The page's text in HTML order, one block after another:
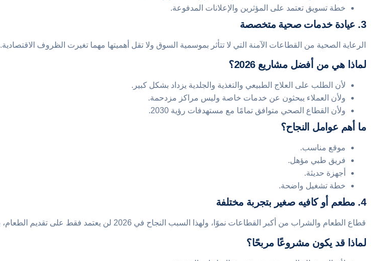
خطة تسويق تعتمد على المؤثرين والإعلانات المدفوعة.
3. عيادة خدمات صحية متخصصة
الرعاية الصحية من القطاعات الآمنة التي لا تتأثر بموسمية السوق ولا تقل أهميتها مهما تغيرت الظروف الاقتصادية.
لماذا هي من أفضل مشاريع 2026؟
لأن الطلب على العلاج الطبيعي والتغذية والجلدية يزداد بشكل كبير.
ولأن العملاء يبحثون عن خدمات خاصة وليس مراكز مزدحمة.
ولأن القطاع الصحي متوافق تمامًا مع مستهدفات رؤية 2030.
ما أهم عوامل النجاح؟
موقع مناسب.
فريق طبي مؤهل.
أجهزة حديثة.
خطة تشغيل واضحة.
4. مطعم أو كافيه صغير بتجربة مختلفة
قطاع الطعام والشراب من أكبر القطاعات نموًا، ولهذا السبب النجاح في 2026 لن يعتمد فقط على تقديم الطعام، بل على
لماذا قد يكون مشروعًا مربحًا؟